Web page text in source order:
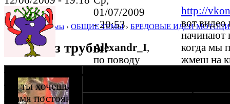
Home› Форумы › ОБЩИЕ ТЕМЫ› БРЕДОВЫЕ ИДЕИ
Огонь из трубы!
vladimirtarasenko
так ты хочешь
пламя постоянного
01/07/2009
- 20:53
Alexandr_I,
по поводу
я так
http://
вот видео
начинают
когда мы
жмеш на
и фраза